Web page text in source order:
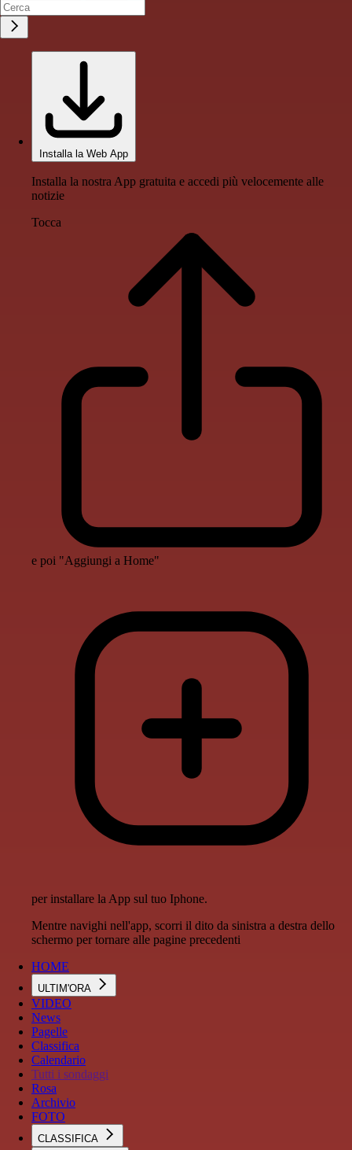
Installa la Web App
Installa la nostra App gratuita e accedi più velocemente alle
notizie
Tocca
e poi "Aggiungi a Home"
per installare la App sul tuo Iphone.
Mentre navighi nell'app, scorri il dito da sinistra a destra dello
schermo per tornare alle pagine precedenti
HOME
ULTIM'ORA
VIDEO
News
Pagelle
Classifica
Calendario
Tutti i sondaggi
Rosa
Archivio
FOTO
CLASSIFICA